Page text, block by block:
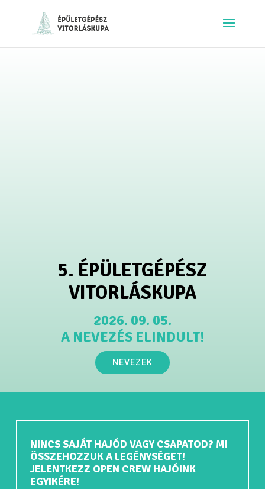
5. ÉPÜLETGÉPÉSZ
VITORLÁSKUPA
2026. 09. 05.
A NEVEZÉS ELINDULT!
NEVEZEK
NINCS SAJÁT HAJÓD VAGY CSAPATOD? MI
ÖSSZEHOZZUK A LEGÉNYSÉGET!
JELENTKEZZ OPEN CREW HAJÓINK
EGYIKÉRE!